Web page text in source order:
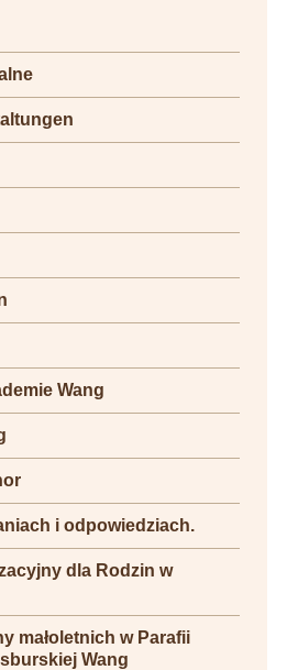
Wang
i odpowiedziach.
dla Rodzin w
małoletnich w Parafii
Wang